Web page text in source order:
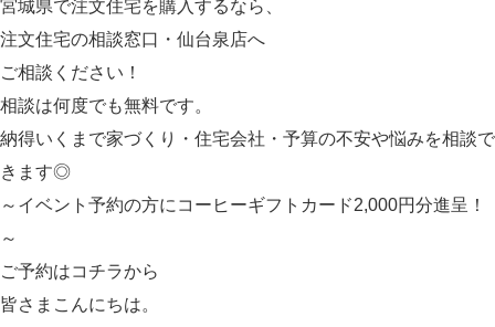
宮城県で注文住宅を購入するなら、
注文住宅の相談窓口・仙台泉店へ
ご相談ください！
相談は何度でも無料です。
納得いくまで家づくり・住宅会社・予算の不安や悩みを相談で
きます◎
～イベント予約の方にコーヒーギフトカード2,000円分進呈！
～
ご予約はコチラから
皆さまこんにちは。